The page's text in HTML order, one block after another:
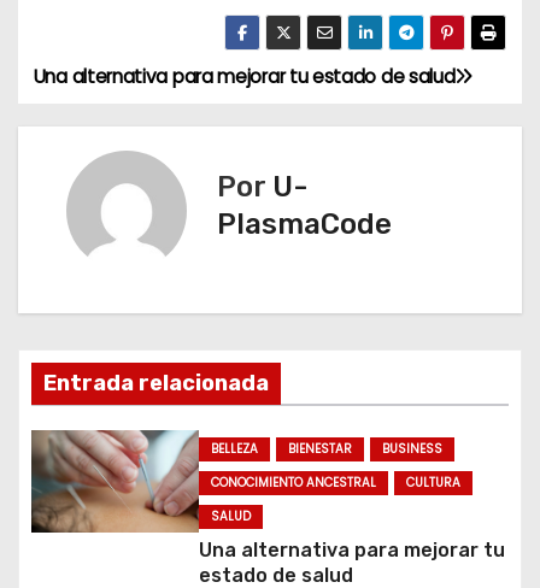
N
a
c
i
ó
n
Una alternativa para mejorar tu estado de salud
Por U-
PlasmaCode
Entrada relacionada
BELLEZA BIENESTAR
BUSINESS
CONOCIMIENTO ANCESTRAL
CULTURA
SALUD
Una alternativa para mejorar tu
estado de salud